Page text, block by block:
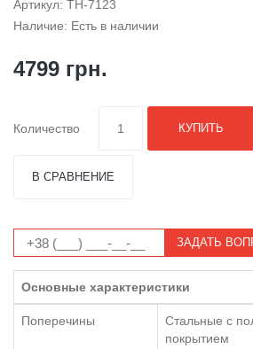
Артикул: TH-7123
Наличие: Есть в наличии
4799 грн.
Количество КУПИТЬ
В СРАВНЕНИЕ
ЗАДАТЬ
Основные характеристики
Поперечины
Стальные с
покрытием